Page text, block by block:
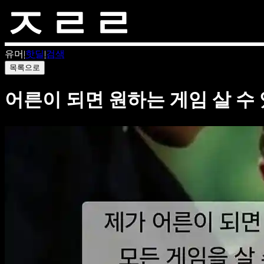
유머 |핫딜|검색
목록으로
어른이 되면 원하는 게임 살 수